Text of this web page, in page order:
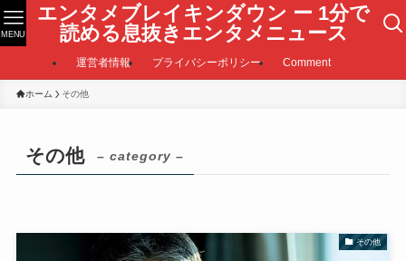
エンタメブレイキンダウン ー 1分で
読める息抜きエンタメニュース
MENU
運営者情報 プライバシーポリシー Comment
ホーム その他
その他 – category –
その他